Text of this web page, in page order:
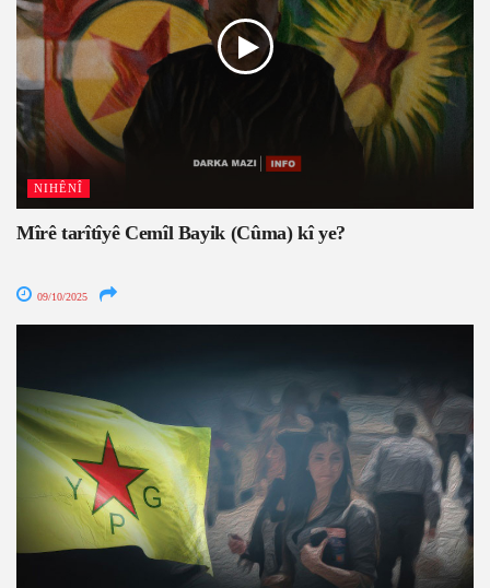
NIHÊNÎ
Mîrê tarîtîyê Cemîl Bayik (Cûma) kî ye?
09/10/2025